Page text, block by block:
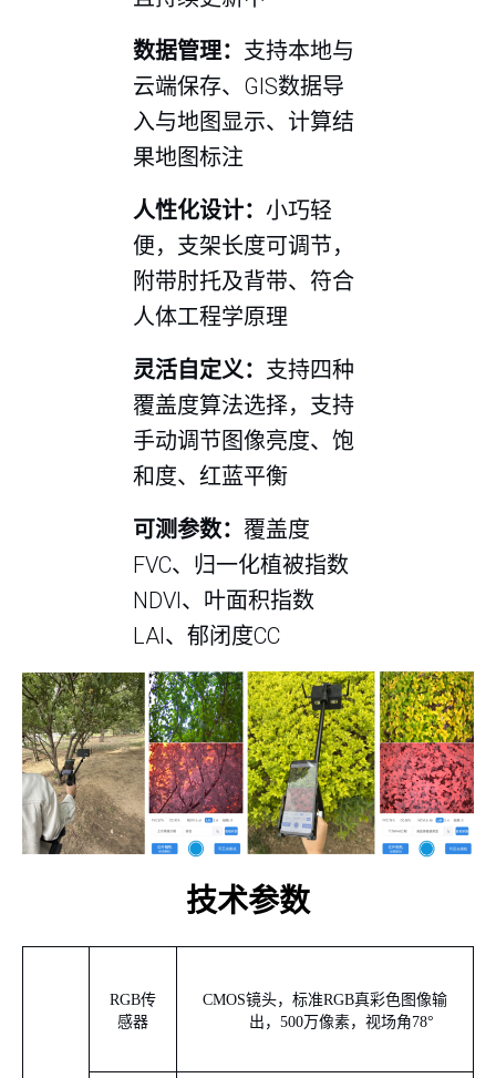
数据管理： 支持本地与
云端保存、GIS数据导
入与地图显示、计算结
果地图标注
人性化设计： 小巧轻
便，支架长度可调节，
附带肘托及背带、符合
人体工程学原理
灵活自定义： 支持四种
覆盖度算法选择，支持
手动调节图像亮度、饱
和度、红蓝平衡
可测参数： 覆盖度
FVC、归一化植被指数
NDVI、叶面积指数
LAI、郁闭度CC
技术参数
RGB传
感器
CMOS镜头，标准RGB真彩色图像输
出 ， 500万像素，视场角78°